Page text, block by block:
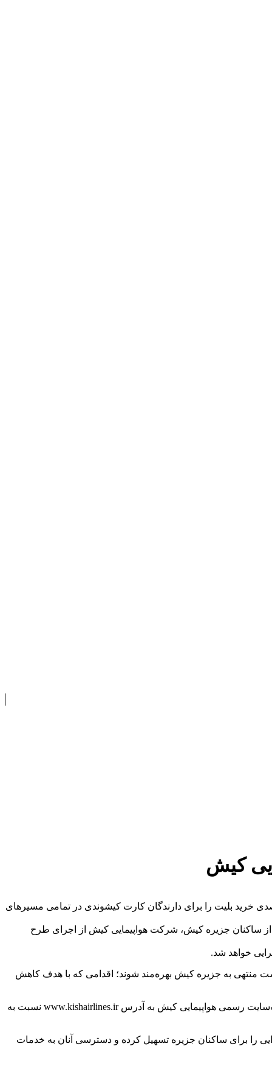
فرودگاه بین‌المللی کیش و از سرگیری پروازها؛ شرکت هواپیمایی کیش با حمایت سازمان منطقه آزاد کیش طرح تخفیف ۲۰درصدی خرید بلیت را برای دارندگان کارت کیشوندی در تمامی مسیرهای
ساکنان جزیره کیش، شرکت هواپیمایی کیش از اجرای طرح
مسیرهای رفت و برگشت منتهی به جزیره کیش بهره‌مند شوند؛ اقدامی که با هدف کاهش
متقاضیان استفاده از این طرح می‌توانند از طریق دفاتر فروش مستقیم شرکت هواپیمایی کیش در تهران و جزیره کیش و یا با مراجعه به وب‌سایت رسمی هواپیمایی کیش به آدرس www.kishairlines.ir نسبت به
را برای ساکنان جزیره تسهیل کرده و دسترسی آنان به خدمات